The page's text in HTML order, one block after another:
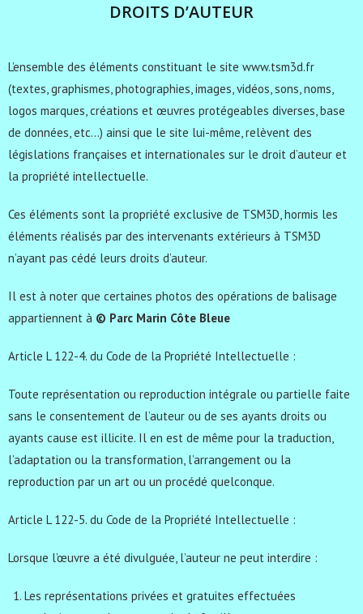
DROITS D’AUTEUR
L’ensemble des éléments constituant le site www.tsm3d.fr
(textes, graphismes, photographies, images, vidéos, sons, noms,
logos marques, créations et œuvres protégeables diverses, base
de données, etc…) ainsi que le site lui-même, relèvent des
législations françaises et internationales sur le droit d’auteur et
la propriété intellectuelle.
Ces éléments sont la propriété exclusive de TSM3D, hormis les
éléments réalisés par des intervenants extérieurs à TSM3D
n’ayant pas cédé leurs droits d’auteur.
Il est à noter que certaines photos des opérations de balisage
appartiennent à © Parc Marin Côte Bleue
Article L 122-4. du Code de la Propriété Intellectuelle :
Toute représentation ou reproduction intégrale ou partielle faite
sans le consentement de l’auteur ou de ses ayants droits ou
ayants cause est illicite. Il en est de même pour la traduction,
l’adaptation ou la transformation, l’arrangement ou la
reproduction par un art ou un procédé quelconque.
Article L 122-5. du Code de la Propriété Intellectuelle :
Lorsque l’œuvre a été divulguée, l’auteur ne peut interdire :
Les représentations privées et gratuites effectuées